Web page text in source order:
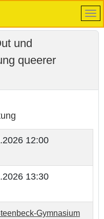
und
queerer
12:00
13:30
Gymnasium